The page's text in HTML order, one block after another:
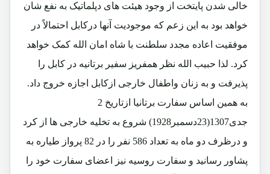
خالی شدن پایتخت از وجود هیئت های دپلماتیک به نفع شان
خواهد بود به این زعم که موجودیت آنها درکابل احتمالاً در
موفقیت اعاده مجدد سلطنت با شاه امان الله کمک خواهد
کرد. لذا حبیب الله نظر همفریز سفیر برتانیه در کابل را
پذیرفت و به زنان واطفال خارجی ازکابل اجازه خروج داد.
به همین اساس سفارت برتانیا ازتاریخ 2
جدی1307(23دسمبر1928) شروع به تخلیه خارجی ها از کرد
و درظرف دو ماه به تعداد 586 نفر را در 82 پرواز طیاره به
پشاور رسانید و سفارت روسیه نیز اعضای سفارت خود را